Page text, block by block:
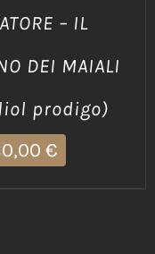
– IL
DEI MAIALI
prodigo)
€